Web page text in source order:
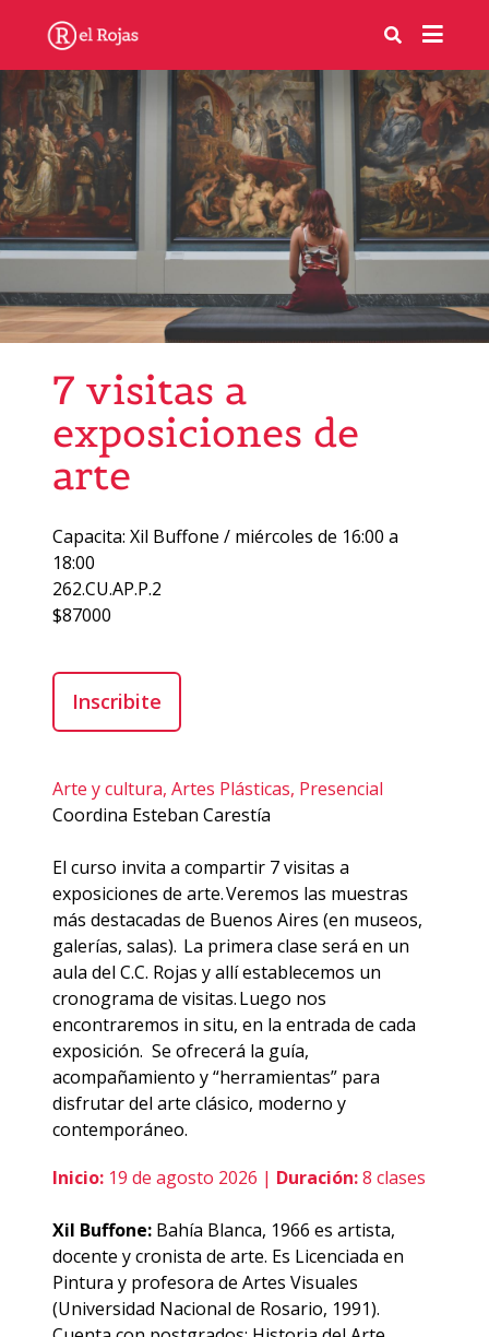
7 visitas a
exposiciones de
arte
Capacita: Xil Buffone / miércoles de 16:00 a
18:00
262.CU.AP.P.2
$87000
Inscribite
Arte y cultura, Artes Plásticas, Presencial
Coordina Esteban Carestía
El curso invita a compartir 7 visitas a
exposiciones de arte. Veremos las muestras
más destacadas de Buenos Aires (en museos,
galerías, salas). La primera clase será en un
aula del C.C. Rojas y allí establecemos un
cronograma de visitas. Luego nos
encontraremos in situ, en la entrada de cada
exposición. Se ofrecerá la guía,
acompañamiento y “herramientas” para
disfrutar del arte clásico, moderno y
contemporáneo.
Inicio: 19 de agosto 2026 | Duración:8 clases
Xil Buffone: Bahía Blanca, 1966 es artista,
docente y cronista de arte. Es Licenciada en
Pintura y profesora de Artes Visuales
(Universidad Nacional de Rosario, 1991).